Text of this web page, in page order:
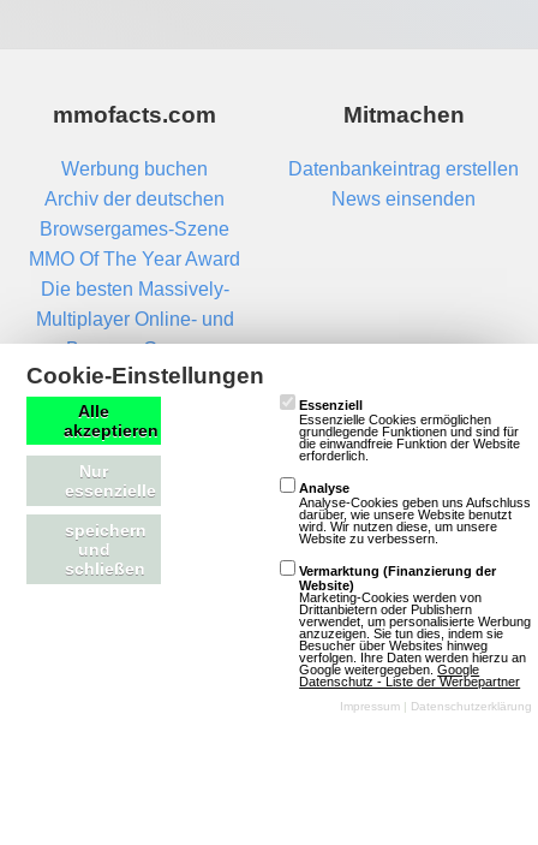
mmofacts.com
Werbung buchen
Archiv der deutschen
Browsergames-Szene
MMO Of The Year Award
Die besten Massively-
Multiplayer Online- und
Browser-Games
Mitmachen
Datenbankeintrag erstellen
News einsenden
RSS Feeds
Neue Spiele in der
Cookie-Einstellungen
Alle
akzeptieren
Nur
essenzielle
speichern
und
schließen
Essenziell
Essenzielle Cookies ermöglichen
grundlegende Funktionen und sind für
die einwandfreie Funktion der Website
erforderlich.
Analyse
Analyse-Cookies geben uns Aufschluss
darüber, wie unsere Website benutzt
wird. Wir nutzen diese, um unsere
Website zu verbessern.
Vermarktung (Finanzierung der
Website)
Marketing-Cookies werden von
Drittanbietern oder Publishern
verwendet, um personalisierte Werbung
anzuzeigen. Sie tun dies, indem sie
Besucher über Websites hinweg
verfolgen. Ihre Daten werden hierzu an
Google weitergegeben.Google
Datenschutz - Liste der Werbepartner
Impressum | Datenschutzerklärung